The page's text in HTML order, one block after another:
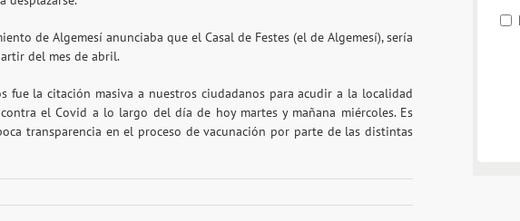
de Algemesí anunciaba que el Casal de Festes (el de Algemesí), sería
del mes de abril.
fue la citación masiva a nuestros ciudadanos para acudir a la localidad
el Covid a lo largo del día de hoy martes y mañana miércoles. Es
transparencia en el proceso de vacunación por parte de las distintas